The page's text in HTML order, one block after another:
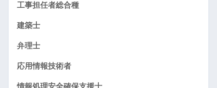
工事担任者総合種
建築士
弁理士
応用情報技術者
情報処理安全確保支援士